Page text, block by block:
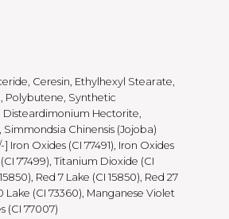
Ceresin, Ethylhexyl Stearate,
Polybutene, Synthetic
Disteardimonium Hectorite,
Chinensis (Jojoba)
Iron Oxides (CI 77491), Iron Oxides
77499), Titanium Dioxide (CI
Red 7 Lake (CI 15850), Red 27
Lake (CI 73360), Manganese Violet
(CI 77007)